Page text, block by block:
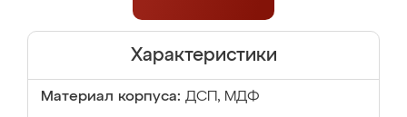
Характеристики
Материал корпуса: ДСП, МДФ